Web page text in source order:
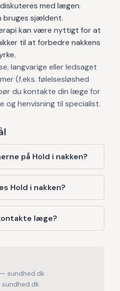
med lægen.
bruges sjældent.
kan være nyttigt for at
til at forbedre nakkens
langvarige eller ledsaget
(f.eks. følelsesløshed
du kontakte din læge for
og henvisning til specialist.
på Hold i nakken?
Hold i nakken?
læge?
sundhed.dk